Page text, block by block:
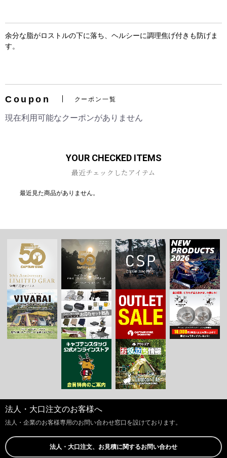
お買い物を続ける カートへ進む
余分な脂がロストルの下に落ち、ヘルシーに調理焦げ付きも防げま
す。
Coupon クーポン一覧
現在利用可能なクーポンがありません
YOUR CHECKED ITEMS
最近チェックしたアイテム
最近見た商品がありません。
法人・大口注文のお客様へ
法人・企業のお客様専用のお問い合わせ窓口を設けております。
法人・大口注文、お見積に関するお問い合わせ